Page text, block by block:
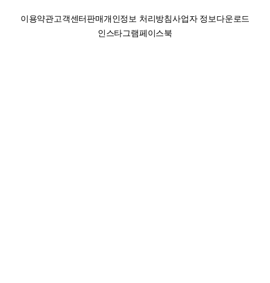
이용약관고객센터판매개인정보 처리방침사업자 정보다운로드
인스타그램페이스북